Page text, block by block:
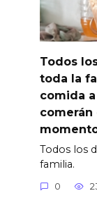
Todos
toda la
comida
comerán
Todos los
familia.
0